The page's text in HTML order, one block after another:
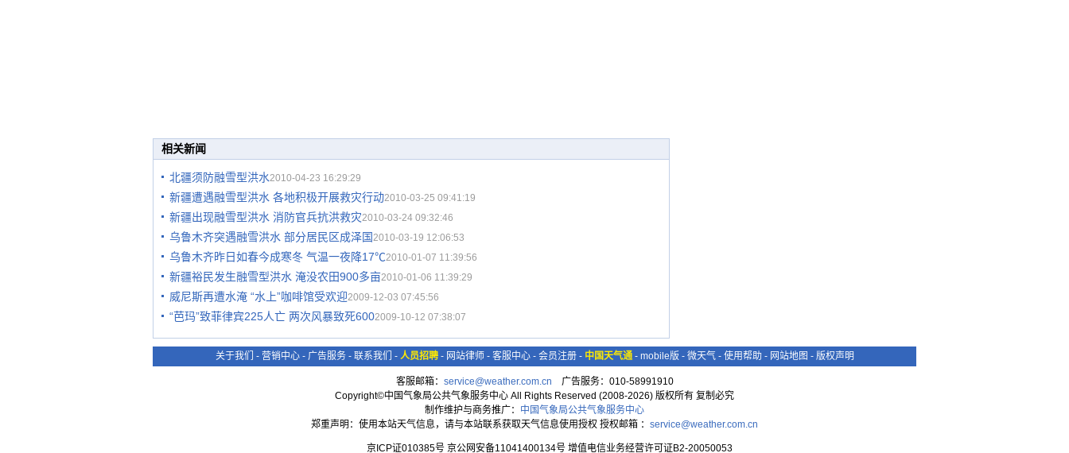
相关新闻
北疆须防融雪型洪水2010-04-23 16:29:29
新疆遭遇融雪型洪水 各地积极开展救灾行动2010-03-25 09:41:19
新疆出现融雪型洪水 消防官兵抗洪救灾2010-03-24 09:32:46
乌鲁木齐突遇融雪洪水 部分居民区成泽国2010-03-19 12:06:53
乌鲁木齐昨日如春今成寒冬 气温一夜降17℃2010-01-07 11:39:56
新疆裕民发生融雪型洪水 淹没农田900多亩2010-01-06 11:39:29
威尼斯再遭水淹 “水上”咖啡馆受欢迎2009-12-03 07:45:56
“芭玛”致菲律宾225人亡 两次风暴致死6002009-10-12 07:38:07
关于我们 - 营销中心 - 广告服务 - 联系我们 - 人员招聘 - 网站律师 - 客服中心 - 会员注册 - 中国天气通 - mobile版 - 微天气 - 使用帮助 - 网站地图 - 版权声明
客服邮箱： service@weather.com.cn 广告服务：010-58991910
Copyright©中国气象局公共气象服务中心 All Rights Reserved (2008-2026) 版权所有 复制必究
制作维护与商务推广： 中国气象局公共气象服务中心
郑重声明：使用本站天气信息，请与本站联系获取天气信息使用授权 授权邮箱 ： service@weather.com.cn
京ICP证010385号 京公网安备11041400134号 增值电信业务经营许可证B2-20050053